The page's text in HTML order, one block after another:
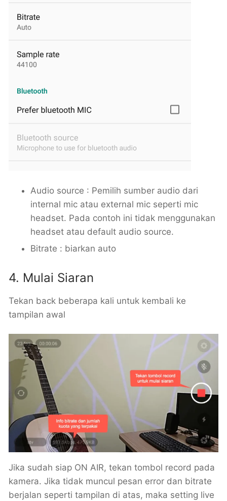
Audio source : Pemilih sumber audio dari
internal mic atau external mic seperti mic
headset. Pada contoh ini tidak menggunakan
headset atau default audio source.
Bitrate : biarkan auto
4. Mulai Siaran
Tekan back beberapa kali untuk kembali ke
tampilan awal
Jika sudah siap ON AIR, tekan tombol record pada
kamera. Jika tidak muncul pesan error dan bitrate
berjalan seperti tampilan di atas, maka setting live